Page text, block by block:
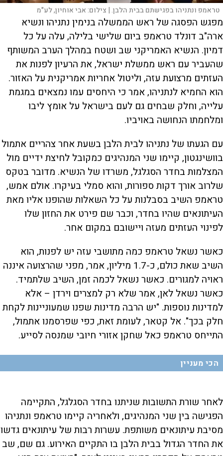
טראמפ ונתניהו בפגישתם בבית הלבן. | צילום:אבי אוחיון, לע"מ
מפגש הפסגה של ראש הממשלה בנימין נתניהו ונשיא
ארה"ב דונלד טראמפ ביום שלישי בלילה, עלה על כל
דמיון. הנשיא האמריקני שב ושטח במהלך הערב המשותף
שהעביר עם ראש ממשלת ישראל, את הרעיון לפנות את
העזתים מרצועת עזה, וליטול אחריות אמריקנית על האזור.
הוא החמיא לנתניהו, אמר כי היחסים עמו נמצאים במגמת
עלייה, וחלק שבחים גם לעם בישראל על אומץ ליבו
ומלחמתו הנחושה באויביו.
עם הגעתו של נתניהו לבית הלבן בשעת אחר צהריים אתמול
בוושינגטון, קיימו שני המנהיגים כמקובל לחיצת ידיים מול
המצלמות בחדר הסגלגל, משרדו של הנשיא. מדובר בטקס
שלרוב אורך דקות ספורות, והוא סמלי בעיקרו. אולם אמש,
טראמפ השיב בסבלנות על כל השאלות שהופנו אליו מאת
העיתונאים שהיו בחדר, וכבר שם פירט את החזון שלו
לפינוי העזתים מעזה ויישובם במקום אחר.
כאשר נשאל טראמפ כמה מתושבי עזה יש לפנות, הוא
השיב שאת כולם, כ-1.7 מיליון, אמר, מפני שהרצועה איננה
ראויה למגורים. כאשר נשאל לכמה זמן, השיב שלתמיד.
כאשר נשאל לאן, אמר שלא רק למצרים וירדן – אלא
למדינות נוספות. "יש הרבה מדינות שפנו שמעוניינות לקחת
חלק בכך". אל קטאר, לעומת זאת, כפי שפרסמנו אתמול,
התייחס טראמפ כאל שחקן אזורי חיובי שמנסה לסייע.
הכי מעניין
לאחר שורת התשובות שניתנו בחדר הסגלגל, התקיימה
הפגישה בין שני המנהיגים, ולאחריה קיימו טראמפ ונתניהו
מסיבת עיתונאים משותפת. עשרות רבות של עיתונאים גדשו
את החדר הגדול בבית הלבן בו התקיים האירוע. גם שם, שב